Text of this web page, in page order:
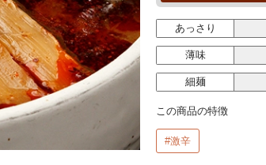
あっさり
薄味
細麺
この商品の特徴
#激辛